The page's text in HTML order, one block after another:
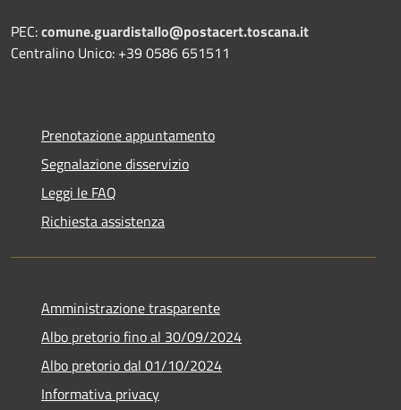
PEC:comune.guardistallo@postacert.toscana.it
Centralino Unico: +39 0586 651511
Prenotazione appuntamento
Segnalazione disservizio
Leggi le FAQ
Richiesta assistenza
Amministrazione trasparente
Albo pretorio fino al 30/09/2024
Albo pretorio dal 01/10/2024
Informativa privacy